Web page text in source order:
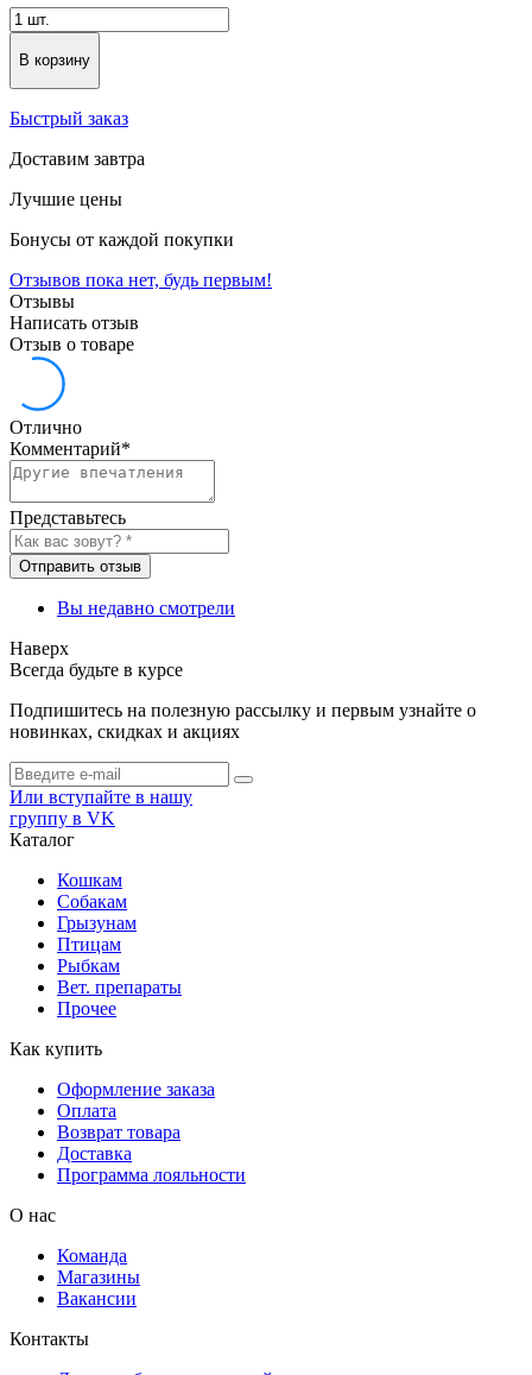
В корзину
Быстрый заказ
Доставим завтра
Лучшие цены
Бонусы от каждой покупки
Отзывов пока нет, будь первым!
Отзывы
Написать отзыв
Отзыв о товаре
Отлично
Комментарий*
Представьтесь
Отправить отзыв
Вы недавно смотрели
Наверх
Всегда будьте в курсе
Подпишитесь на полезную рассылку и первым узнайте о
новинках, скидках и акциях
Или вступайте в нашу
группу в VK
Каталог
Кошкам
Собакам
Грызунам
Птицам
Рыбкам
Вет. препараты
Прочее
Как купить
Оформление заказа
Оплата
Возврат товара
Доставка
Программа лояльности
О нас
Команда
Магазины
Вакансии
Контакты